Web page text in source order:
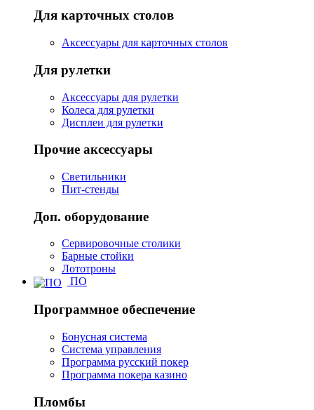
Для карточных столов
Аксессуары для карточных столов
Для рулетки
Аксессуары для рулетки
Колеса для рулетки
Дисплеи для рулетки
Прочие аксессуары
Светильники
Пит-стенды
Доп. оборудование
Сервировочные столики
Барные стойки
Лототроны
ПО
Программное обеспечение
Бонусная система
Система управления
Программа русский покер
Программа покера казино
Пломбы